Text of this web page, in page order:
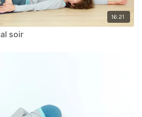
16:21
soir